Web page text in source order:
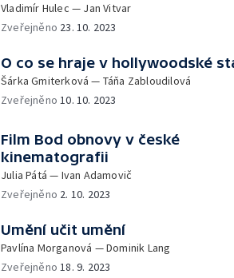
Vladimír Hulec — Jan Vitvar
Zveřejněno 23. 10. 2023
O co se hraje v hollywoodské
Šárka Gmiterková — Táňa Zabloudilová
Zveřejněno10. 10. 2023
Film Bod obnovy v české
kinematografii
Julia Pátá — Ivan Adamovič
Zveřejněno 2. 10. 2023
Umění učit umění
Pavlína Morganová — Dominik Lang
Zveřejněno18. 9. 2023